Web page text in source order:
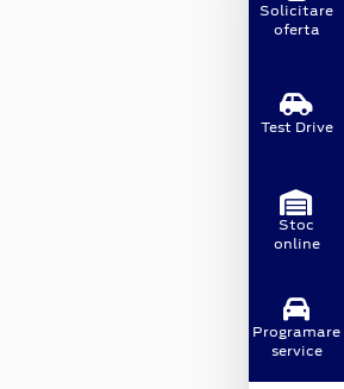
Solicitare
oferta
Test Drive
Stoc
online
Programare
service